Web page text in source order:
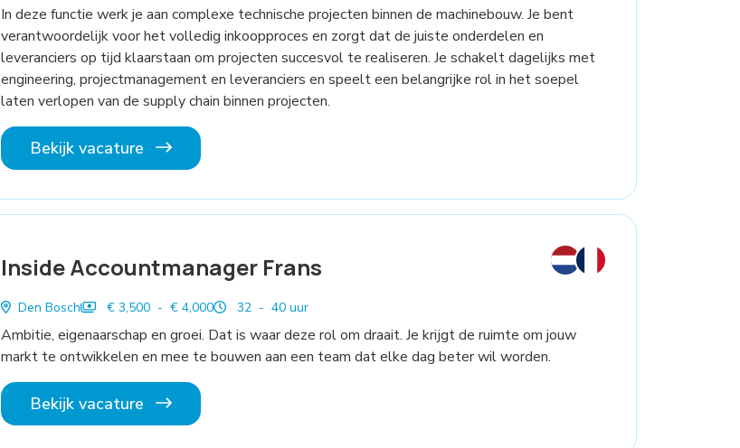
In deze functie werk je aan complexe technische projecten binnen de machinebouw. Je bent
verantwoordelijk voor het volledig inkoopproces en zorgt dat de juiste onderdelen en
leveranciers op tijd klaarstaan om projecten succesvol te realiseren. Je schakelt dagelijks met
engineering, projectmanagement en leveranciers en speelt een belangrijke rol in het soepel
laten verlopen van de supply chain binnen projecten.
Bekijk vacature
Inside Accountmanager Frans
Den Bosch € 3,500 - € 4,000 32 - 40 uur
Ambitie, eigenaarschap en groei. Dat is waar deze rol om draait. Je krijgt de ruimte om jouw
markt te ontwikkelen en mee te bouwen aan een team dat elke dag beter wil worden.
Bekijk vacature